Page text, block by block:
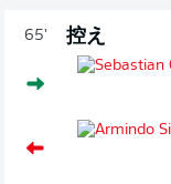
65' 控え